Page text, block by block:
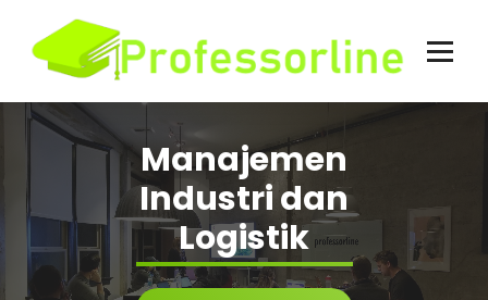
content
Manajemen
Industri dan
Logistik